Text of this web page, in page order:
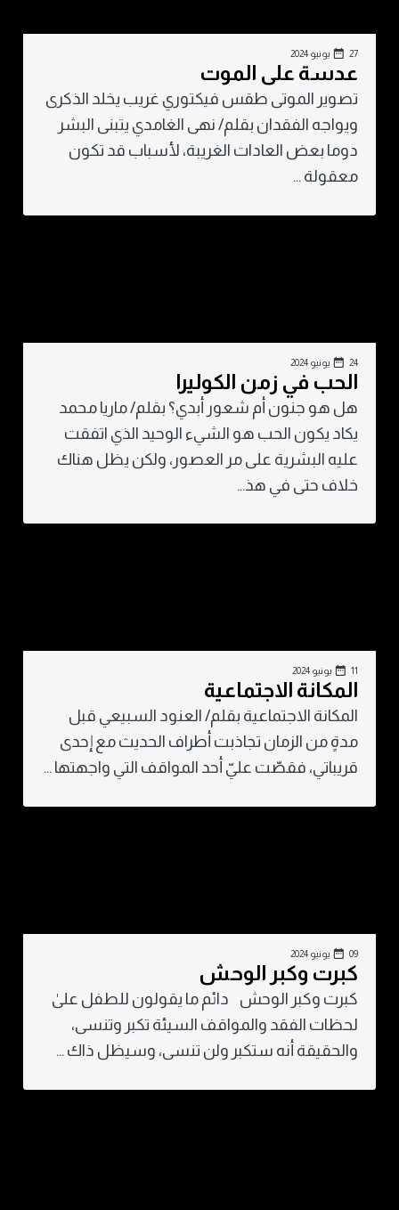
27 يونيو 2024
عدسة على الموت
تصوير الموتى طقس فيكتوري غريب يخلد الذكرى
ويواجه الفقدان بقلم/ نهى الغامدي يتبنى البشر
دوما بعض العادات الغريبة، لأسباب قد تكون
معقولة ...
24 يونيو 2024
الحب في زمن الكوليرا
هل هو جنون أم شعور أبدي؟ بقلم/ ماريا محمد
يكاد يكون الحب هو الشيء الوحيد الذي اتفقت
عليه البشرية على مر العصور، ولكن يظل هناك
خلاف حتى في هذ...
11 يونيو 2024
المكانة الاجتماعية
المكانة الاجتماعية بقلم/ العنود السبيعي قبل
مدةٍ من الزمان تجاذبت أطراف الحديث مع إحدى
قريباتي، فقصّت عليّ أحد المواقف التي واجهتها ...
09 يونيو 2024
كبرت وكبر الوحش
كبرت وكبر الوحش دائم ما يقولون للطفل علىٰ
لحظات الفقد والمواقف السيئة تكبر وتنسى،
والحقيقة أنه ستكبر ولن تنسى، وسيظل ذاك ...